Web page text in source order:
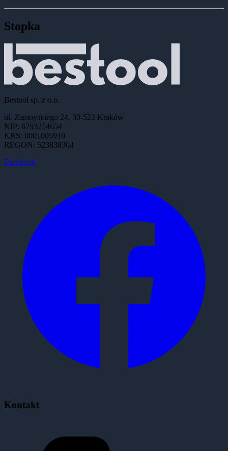
Stopka
Bestool sp. z o.o.
ul. Zamoyskiego 24, 30-523 Kraków
NIP: 6793254654
KRS: 0001005910
REGON: 523838304
Facebook
Kontakt